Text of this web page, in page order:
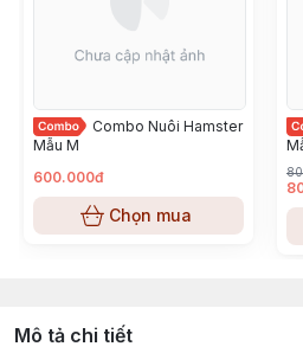
Combo Nuôi Hamster
Mẫu M
600.000đ
Chọn mua
Mô tả chi tiết